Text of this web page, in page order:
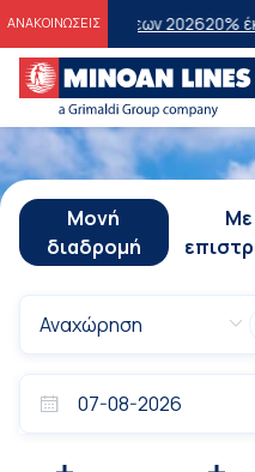
ΑΝΑΚΟΙΝΩΣΕΙΣ
202620% έκπτωση στην
Μονή
διαδρομή
Με